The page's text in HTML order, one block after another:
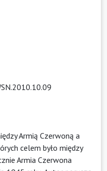
Armią Czerwoną a
celem było między
Armia Czerwona